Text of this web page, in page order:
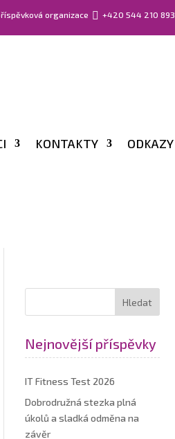
organizace  +420 544 210 893
KONTAKTY ODKAZY
Nejnovější příspěvky
IT Fitness Test 2026
Dobrodružná stezka plná
úkolů a sladká odměna na
závěr